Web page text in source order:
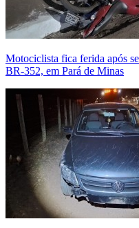
Motociclista fica ferida após
BR-352, em Pará de Minas